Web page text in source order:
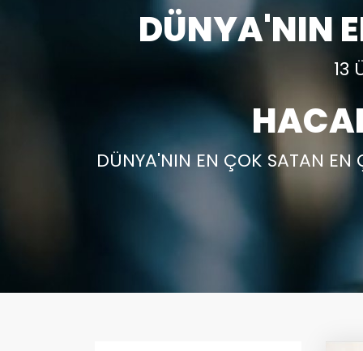
DÜNYA'NIN
13
DÜNYA'NIN EN ÇOK SATAN EN